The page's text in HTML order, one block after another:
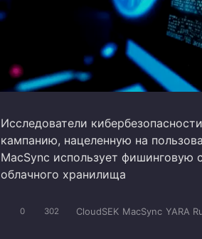
Исследователи
кампанию, нацеленную на
MacSync использует
облачного хранилища
0 302 CloudSEK MacSync YARA